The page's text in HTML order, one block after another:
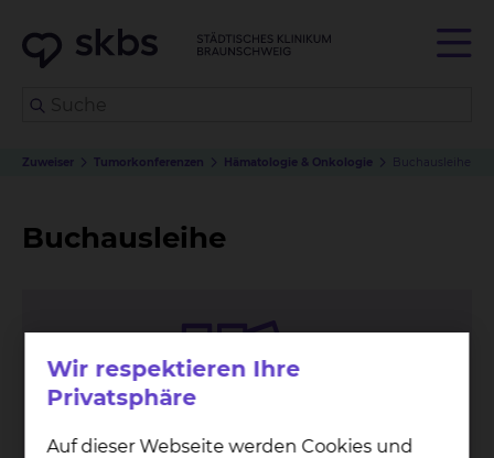
Zuweiser Tumorkonferenzen Hämatologie & Onkologie Buchausleihe
Buchausleihe
Wir respektieren Ihre
Privatsphäre
Auf dieser Webseite werden Cookies und